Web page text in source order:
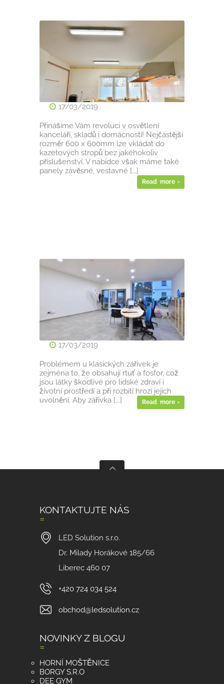
17/03/2019
Přinášíme Vám revoluci v osvětlení
kanceláří, skladů i domácností! Nejčastější
rozměr 600 x 600mm lze vkládat do
kazetových stropů bez jakéhokoliv
příslušenství. V nabídce však máme také
panely závěsné, vestavné [...]
Read more ›
17/03/2019
Problémem u klasických zářivek je
zejména to, že obsahují rtuť a fosfor, což
jsou látky škodlivé pro lidské zdraví i
životní prostředí a při rozbití hrozí jejich
uvolnění. Aby zářivka [...]
Read more ›
KONTAKTUJTE NÁS
LED Solution s.r.o.
Dr. Milady Horákové 185/66
Liberec 460 07
+420 724 034 524
obchod@ledsolution.cz
NOVINKY Z BLOGU
HORNÍ MOŠTĚNICE
BORGY S.R.O
DEE GYM